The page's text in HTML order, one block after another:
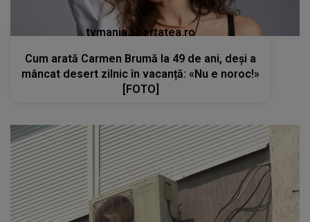
tvmania.libertatea.ro
Cum arată Carmen Brumă la 49 de ani, deși a
mâncat desert zilnic în vacanță: «Nu e noroc!»
[FOTO]